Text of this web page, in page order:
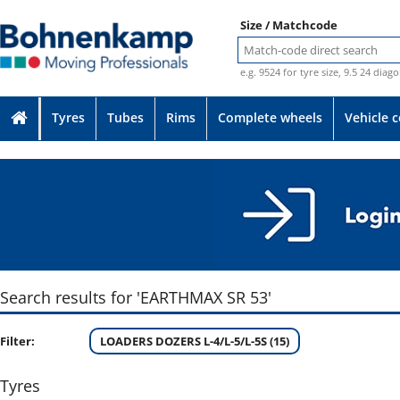
Size / Matchcode
e.g. 9524 for tyre size, 9.5 24
Tyres Tubes Rims Complete wheels Vehicle
Search results for 'EARTHMAX SR 53'
Filter: LOADERS DOZERS L-4/L-5/L-5S (15)
Tyres